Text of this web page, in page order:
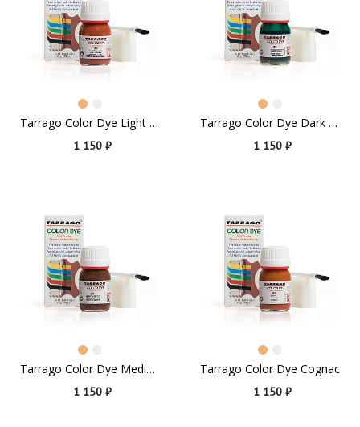
Tarrago Color Dye Light Brown
1 150 ₽
Tarrago Color Dye Dark Green
1 150 ₽
Tarrago Color Dye Medium Brown
1 150 ₽
Tarrago Color Dye Cognac
1 150 ₽